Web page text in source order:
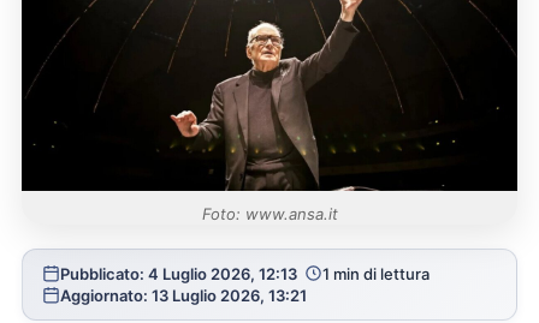
Foto: www.ansa.it
Pubblicato: 4 Luglio 2026, 12:13
1 min di lettura
Aggiornato: 13 Luglio 2026, 13:21